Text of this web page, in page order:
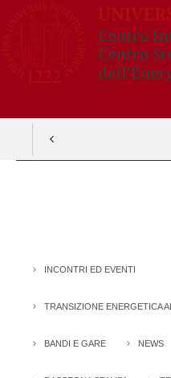
INCONTRI ED EVENTI
TRANSIZIONE ENERGETICA
BANDI E GARE NEWS